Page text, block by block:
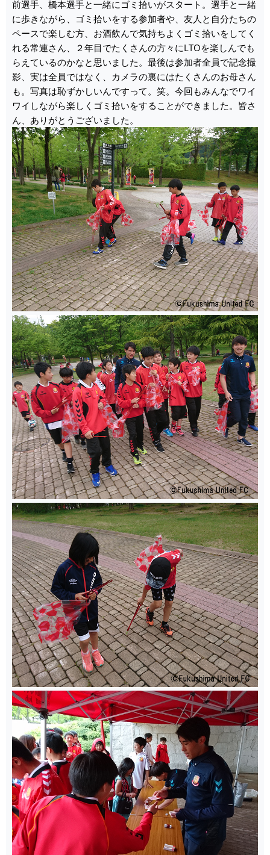
前選手、橋本選手と一緒にゴミ拾いがスタート。選手と一緒
に歩きながら、ゴミ拾いをする参加者や、友人と自分たちの
ペースで楽しむ方、お酒飲んで気持ちよくゴミ拾いをしてく
れる常連さん、２年目でたくさんの方々にLTOを楽しんでも
らえているのかなと思いました。最後は参加者全員で記念撮
影、実は全員ではなく、カメラの裏にはたくさんのお母さん
も。写真は恥ずかしいんですって。笑。今回もみんなでワイ
ワイしながら楽しくゴミ拾いをすることができました。皆さ
ん、ありがとうございました。